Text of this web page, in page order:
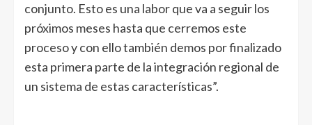
conjunto. Esto es una labor que va a seguir los
próximos meses hasta que cerremos este
proceso y con ello también demos por finalizado
esta primera parte de la integración regional de
un sistema de estas características”.